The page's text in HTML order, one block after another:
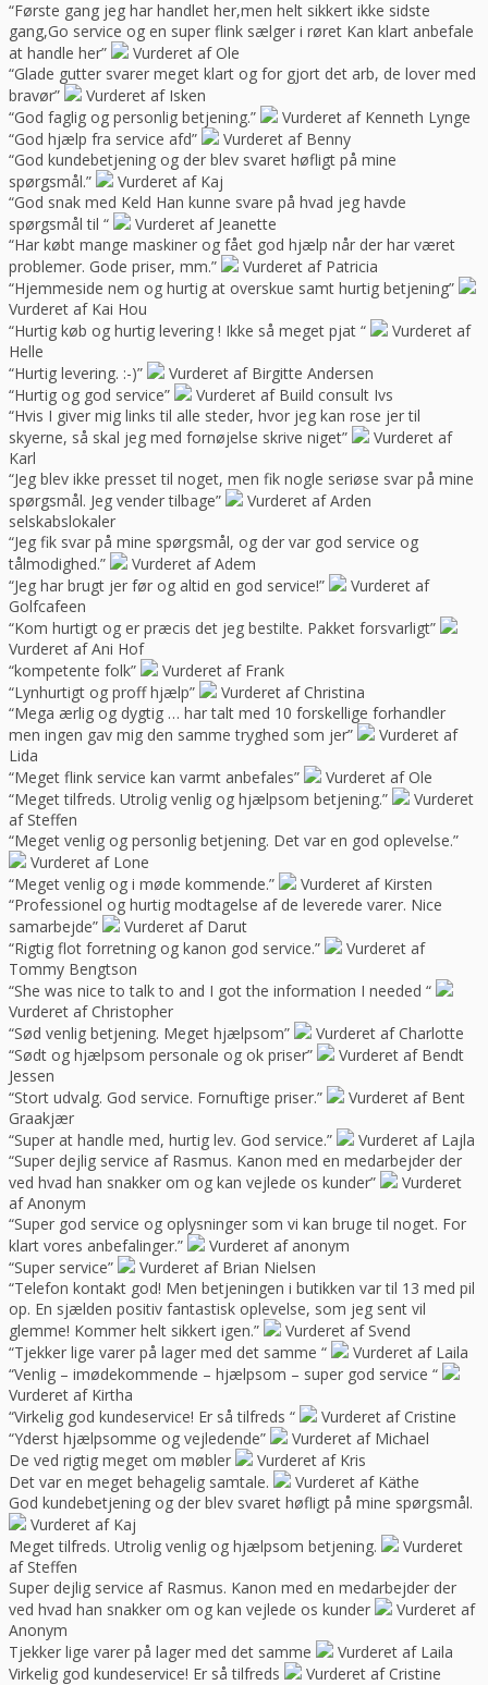
“Første gang jeg har handlet her,men helt sikkert ikke sidste
gang,Go service og en super flink sælger i røret Kan klart anbefale
at handle her”
Vurderet af Ole
“Glade gutter svarer meget klart og for gjort det arb, de lover med
bravør”
Vurderet af Isken
“God faglig og personlig betjening.”
Vurderet af Kenneth Lynge
“God hjælp fra service afd”
Vurderet af Benny
“God kundebetjening og der blev svaret høfligt på mine
spørgsmål.”
Vurderet af Kaj
“God snak med Keld Han kunne svare på hvad jeg havde
spørgsmål til “
Vurderet af Jeanette
“Har købt mange maskiner og fået god hjælp når der har været
problemer. Gode priser, mm.”
Vurderet af Patricia
“Hjemmeside nem og hurtig at overskue samt hurtig betjening”
Vurderet af Kai Hou
“Hurtig køb og hurtig levering ! Ikke så meget pjat “
Vurderet af
Helle
“Hurtig levering. :-)”
Vurderet af Birgitte Andersen
“Hurtig og god service”
Vurderet af Build consult Ivs
“Hvis I giver mig links til alle steder, hvor jeg kan rose jer til
skyerne, så skal jeg med fornøjelse skrive niget”
Vurderet af
Karl
“Jeg blev ikke presset til noget, men fik nogle seriøse svar på mine
spørgsmål. Jeg vender tilbage”
Vurderet af Arden
selskabslokaler
“Jeg fik svar på mine spørgsmål, og der var god service og
tålmodighed.”
Vurderet af Adem
“Jeg har brugt jer før og altid en god service!”
Vurderet af
Golfcafeen
“Kom hurtigt og er præcis det jeg bestilte. Pakket forsvarligt”
Vurderet af Ani Hof
“kompetente folk”
Vurderet af Frank
“Lynhurtigt og proff hjælp”
Vurderet af Christina
“Mega ærlig og dygtig … har talt med 10 forskellige forhandler
men ingen gav mig den samme tryghed som jer”
Vurderet af
Lida
“Meget flink service kan varmt anbefales”
Vurderet af Ole
“Meget tilfreds. Utrolig venlig og hjælpsom betjening.”
Vurderet
af Steffen
“Meget venlig og personlig betjening. Det var en god oplevelse.”
Vurderet af Lone
“Meget venlig og i møde kommende.”
Vurderet af Kirsten
“Professionel og hurtig modtagelse af de leverede varer. Nice
samarbejde”
Vurderet af Darut
“Rigtig flot forretning og kanon god service.”
Vurderet af
Tommy Bengtson
“She was nice to talk to and I got the information I needed “
Vurderet af Christopher
“Sød venlig betjening. Meget hjælpsom”
Vurderet af Charlotte
“Sødt og hjælpsom personale og ok priser”
Vurderet af Bendt
Jessen
“Stort udvalg. God service. Fornuftige priser.”
Vurderet af Bent
Graakjær
“Super at handle med, hurtig lev. God service.”
Vurderet af Lajla
“Super dejlig service af Rasmus. Kanon med en medarbejder der
ved hvad han snakker om og kan vejlede os kunder”
Vurderet
af Anonym
“Super god service og oplysninger som vi kan bruge til noget. For
klart vores anbefalinger.”
Vurderet af anonym
“Super service”
Vurderet af Brian Nielsen
“Telefon kontakt god! Men betjeningen i butikken var til 13 med pil
op. En sjælden positiv fantastisk oplevelse, som jeg sent vil
glemme! Kommer helt sikkert igen.”
Vurderet af Svend
“Tjekker lige varer på lager med det samme “
Vurderet af Laila
“Venlig – imødekommende – hjælpsom – super god service “
Vurderet af Kirtha
“Virkelig god kundeservice! Er så tilfreds “
Vurderet af Cristine
“Yderst hjælpsomme og vejledende”
Vurderet af Michael
De ved rigtig meget om møbler
Vurderet af Kris
Det var en meget behagelig samtale.
Vurderet af Käthe
God kundebetjening og der blev svaret høfligt på mine spørgsmål.
Vurderet af Kaj
Meget tilfreds. Utrolig venlig og hjælpsom betjening.
Vurderet
af Steffen
Super dejlig service af Rasmus. Kanon med en medarbejder der
ved hvad han snakker om og kan vejlede os kunder
Vurderet af
Anonym
Tjekker lige varer på lager med det samme
Vurderet af Laila
Virkelig god kundeservice! Er så tilfreds
Vurderet af Cristine